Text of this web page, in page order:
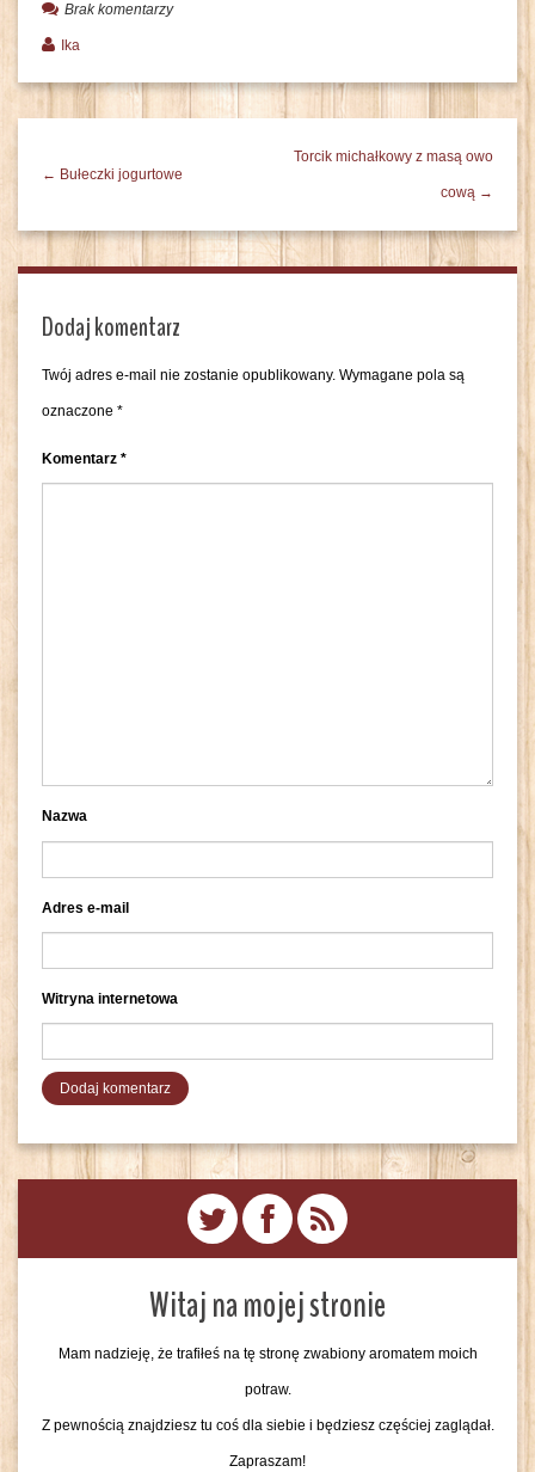
Brak komentarzy
Ika
← Bułeczki jogurtowe
Torcik michałkowy z masą owo
cową →
Dodaj komentarz
Twój adres e-mail nie zostanie opublikowany. Wymagane pola są
oznaczone *
Komentarz *
Nazwa
Adres e-mail
Witryna internetowa
Witaj na mojej stronie
Mam nadzieję, że trafiłeś na tę stronę zwabiony aromatem moich
potraw.
Z pewnością znajdziesz tu coś dla siebie i będziesz częściej zaglądał.
Zapraszam!